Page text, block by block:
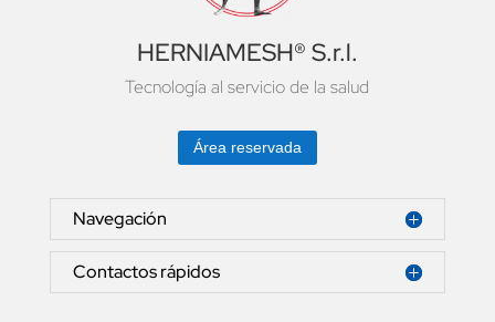
HERNIAMESH® S.r.l.
Tecnología al servicio de la salud
Área reservada
Navegación
Contactos rápidos